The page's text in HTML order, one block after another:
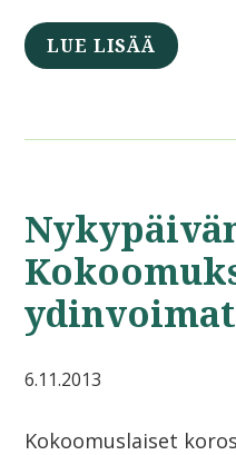
LUE LISÄÄ
6.11.2013
Kokoomuslaiset